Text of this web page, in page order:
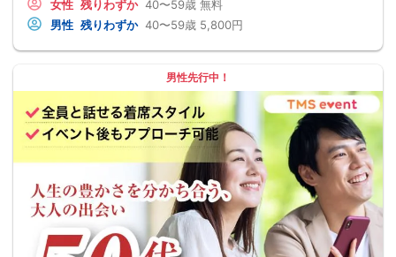
女性 残りわずか 40〜59歳 無料
男性 残りわずか 40〜59歳 5,800円
男性先行中！